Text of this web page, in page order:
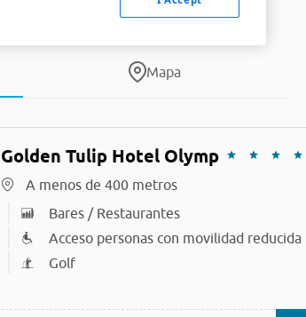
Mapa
Golden Tulip Hotel Olymp
A menos de 400 metros
Bares / Restaurantes
Acceso personas con movilidad reducida
Golf